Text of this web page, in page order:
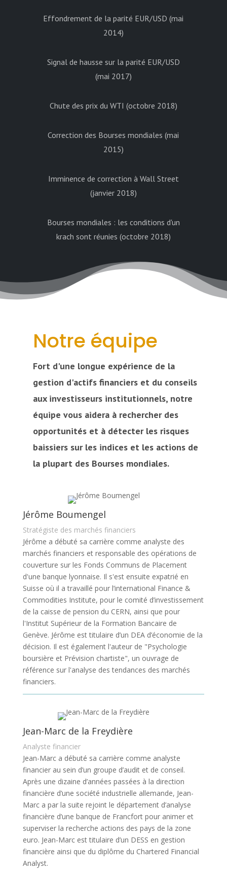
Effondrement de la parité EUR/USD (mai
2014)
Signal de hausse sur la parité EUR/USD
(mai 2017)
Chute des prix du WTI (octobre 2018)
Correction des Bourses mondiales (mai
2015)
Imminence de correction à Wall Street
(janvier 2018)
Bourses mondiales : les conditions d'un
krach sont réunies (octobre 2018)
Notre équipe
Fort d'une longue expérience de la
gestion d'actifs financiers et du conseils
aux investisseurs institutionnels, notre
équipe vous aidera à rechercher des
opportunités et à détecter les risques
baissiers sur les indices et les actions de
la plupart des Bourses mondiales.
Jérôme Boumengel
Stratégiste des marchés financiers
Jérôme a débuté sa carrière comme analyste des
marchés financiers et responsable des opérations de
couverture sur les Fonds Communs de Placement
d'une banque lyonnaise. Il s'est ensuite expatrié en
Suisse où il a travaillé pour l’international Finance &
Commodities Institute, pour le comité d’investissement
de la caisse de pension du CERN, ainsi que pour
l'Institut Supérieur de la Formation Bancaire de
Genève. Jérôme est titulaire d’un DEA d’économie de la
décision. Il est également l'auteur de "Psychologie
boursière et Prévision chartiste", un ouvrage de
référence sur l'analyse des tendances des marchés
financiers.
Jean-Marc de la Freydière
Analyste financier
Jean-Marc a débuté sa carrière comme analyste
financier au sein d’un groupe d’audit et de conseil.
Après une dizaine d’années passées à la direction
financière d’une société industrielle allemande, Jean-
Marc a par la suite rejoint le département d’analyse
financière d’une banque de Francfort pour animer et
superviser la recherche actions des pays de la zone
euro. Jean-Marc est titulaire d’un DESS en gestion
financière ainsi que du diplôme du Chartered Financial
Analyst.